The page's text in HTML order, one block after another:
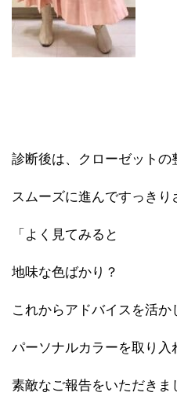
診断後は、クローゼットの
スムーズに進んですっきり
「よく見てみると
地味な色ばかり？
これからアドバイスを活か
パーソナルカラーを取り入
素敵なご報告をいただきま